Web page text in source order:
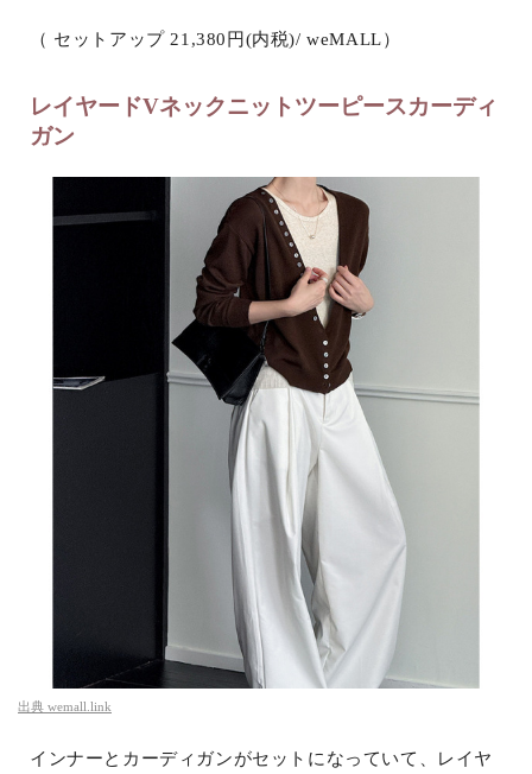
（ セットアップ 21,380円(内税)/ weMALL）
レイヤードVネックニットツーピースカーディ
ガン
出典 wemall.link
インナーとカーディガンがセットになっていて、レイヤ